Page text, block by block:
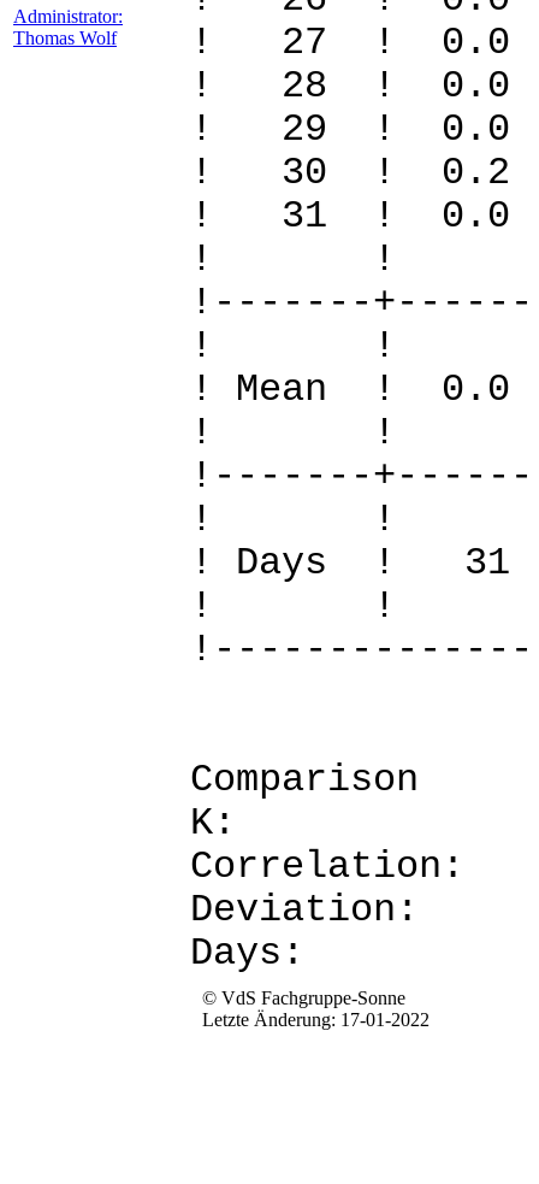
Administrator:
Thomas Wolf
! 27 !
! 28 !
! 29 !
! 30 !
! 31 !
!
!-------
!
! Mean !
!
!-------
!
! Days
!
K:
© VdS Fachgruppe-Sonne
Letzte Änderung: 17-01-2022